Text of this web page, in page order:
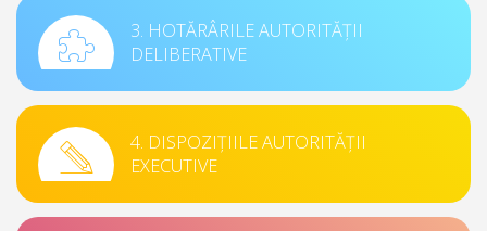
3. HOTĂRÂRILE AUTORITĂȚII
DELIBERATIVE
4. DISPOZIȚIILE AUTORITĂȚII
EXECUTIVE